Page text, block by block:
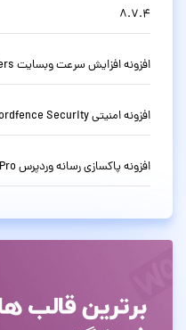
8.7.4
افزونه افزایش سرعت وبسایت Perfmatters وردپرس نسخه 2.6.6
افزونه امنیتی Wordfence Security وردپرس نسخه 8.1.4
افزونه پاکسازی رسانه وردپرس Media Cleaner Pro نسخه 7.0.8